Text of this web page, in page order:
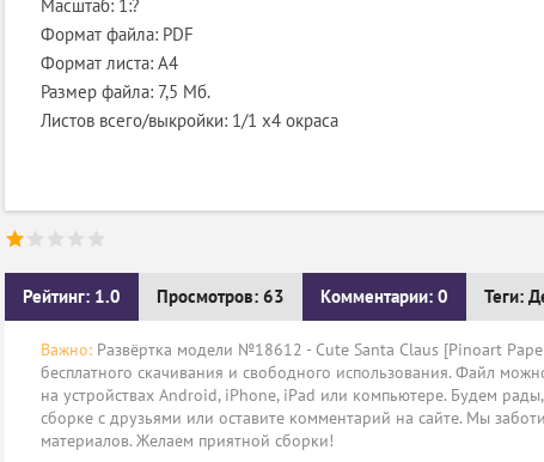
Масштаб: 1:?
Формат файла: PDF
Формат листа: А4
Размер файла: 7,5 Мб.
Листов всего/выкройки: 1/1 х4 окраса
Рейтинг: 1.0 Просмотров: 63 Комментарии: 0 Теги:
Важно: Развёртка модели №18612 - Cute Santa Claus [Pinoart
бесплатного скачивания и свободного использования. Файл
на устройствах Android, iPhone, iPad или компьютере. Будем
сборке с друзьями или оставите комментарий на сайте. Мы
материалов. Желаем приятной сборки!